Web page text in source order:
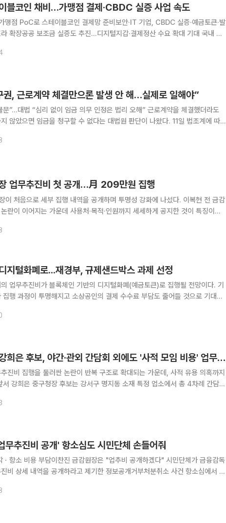
블코인 채비…가맹점 결제·CBDC 실증 사업 속도
맹점 PoC로 스테이블코인 결제망 준비보안·IT 기업, CBDC 실증·예금토큰·발
확장공공 보조금 실증도 추진…디지털지갑·결제정산 수요 확대 기대 국내 주
념증명(PoC), 중앙은행 디지털화폐(C
권, 근로계약 체결만으론 발생 안 해…실제로 일해야”
법 “심리 없이 임금 의무 인정은 법리 오해” 근로계약을 체결했더라도
으면 임금을 청구할 수 없다는 대법원 판단이 나왔다. 11일 법조계에 따르
승소를 선고한 원심을 파기하고
업무추진비 첫 공개…月 209만원 집행
이 처음으로 세부 집행 내역을 공개하며 투명성 강화에 나섰다. 이복현 전 금감
처·목적·인원까지 세세하게 공지한 것이 특징이다.
8개월간 업무추진비 1668만원을 사용했다
지털화폐로...재경부, 규제샌드박스 과제 선정
업무추진비가 블록체인 기반의 디지털화폐(예금토큰)로 집행될 전망이다. 기
행 과정이 투명해지고 소상공인의 결제 수수료 부담도 줄어들 것으로 기대된
금 집행 시범사업'이 선정됐다고 16일 밝혔다. 이번
더불어민주당 강희은 후보, 야간·관외 간담회 외에도 '사적 모임 비용' 업무추진비 처리 정황
진비 집행을 둘러싼 논란이 반복 구조로 확대되는 가운데, 사적 유용 의혹까지
겹치며 공적 지출의 적정성 논란이 불거
무추진비 공개' 항소심도 시민단체 손들어줘
비용 부담이찬진 금감원장은 "업추비 공개하겠다" 시민단체가 금융감독
비 상세 내역을 공개하라고 제기한 정보공개거부처분취소 사건 항소심에서 원
원을 상대로 제기한 정보공개거부처분취소 사건의 항소심